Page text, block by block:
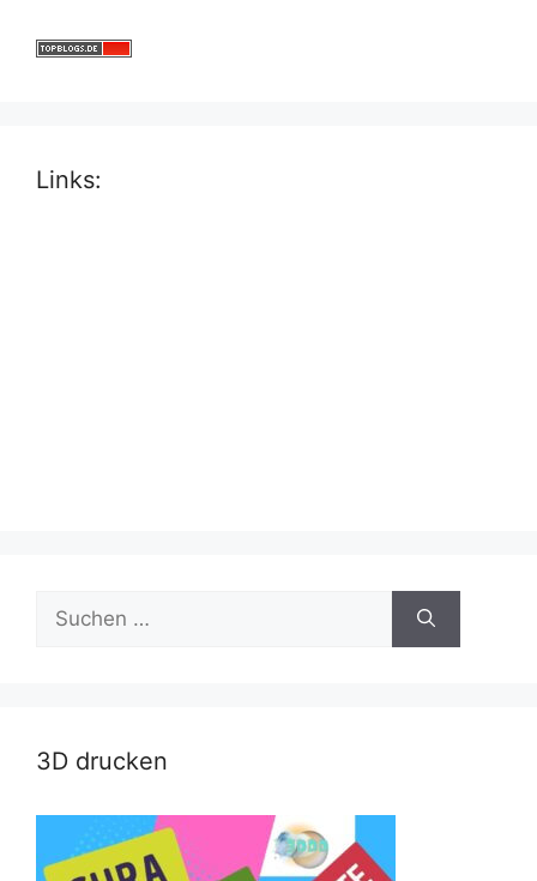
Links:
nach:
3D drucken